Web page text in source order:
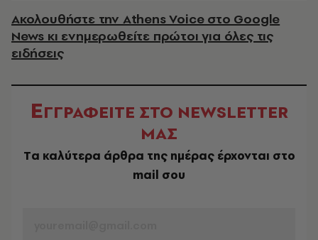
Ακολουθήστε την Athens Voice στο Google
News κι ενημερωθείτε πρώτοι για όλες τις
ειδήσεις
ΕΓΓΡΑΦΕΙΤΕ ΣΤΟ NEWSLETTER
ΜΑΣ
Tα καλύτερα άρθρα της ημέρας έρχονται στο
mail σου